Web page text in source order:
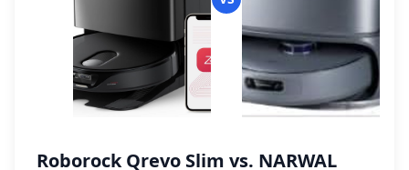
Roborock Qrevo Slim vs. NARWAL